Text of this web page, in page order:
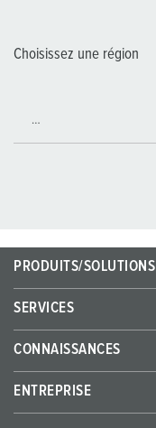
Choisissez une région
PRODUITS/SOLUTIONS
SERVICES
CONNAISSANCES
ENTREPRISE